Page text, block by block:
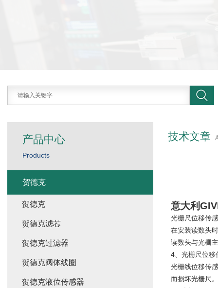
技术文章
意大利
光栅尺位移传
在安装读数头
读数头与光栅
4、光栅尺位移
光栅线位移传
而损坏光栅尺
产品中心
Products
贺德克
贺德克
贺德克滤芯
贺德克过滤器
贺德克阀体线圈
贺德克液位传感器